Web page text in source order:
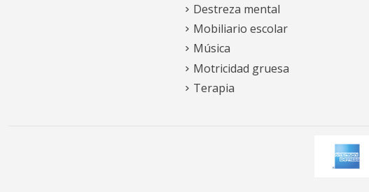
Destreza mental
Mobiliario escolar
Música
Motricidad gruesa
Terapia